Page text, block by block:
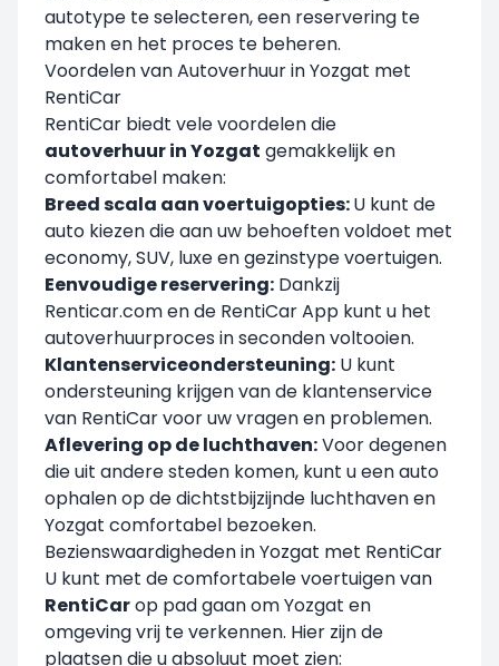
autotype te selecteren, een reservering te
maken en het proces te beheren.
Voordelen van Autoverhuur in Yozgat met
RentiCar
RentiCar biedt vele voordelen die
autoverhuur in Yozgat gemakkelijk en
comfortabel maken:
Breed scala aan voertuigopties:U kunt de
auto kiezen die aan uw behoeften voldoet met
economy, SUV, luxe en gezinstype voertuigen.
Eenvoudige reservering: Dankzij
Renticar.com en de RentiCar App kunt u het
autoverhuurproces in seconden voltooien.
Klantenserviceondersteuning: U kunt
ondersteuning krijgen van de klantenservice
van RentiCar voor uw vragen en problemen.
Aflevering op de luchthaven:Voor degenen
die uit andere steden komen, kunt u een auto
ophalen op de dichtstbijzijnde luchthaven en
Yozgat comfortabel bezoeken.
Bezienswaardigheden in Yozgat met RentiCar
U kunt met de comfortabele voertuigen van
RentiCarop pad gaan om Yozgat en
omgeving vrij te verkennen. Hier zijn de
plaatsen die u absoluut moet zien: